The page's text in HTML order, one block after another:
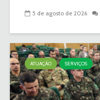
5 de agosto de 2026
ATUAÇÃO SERVIÇOS